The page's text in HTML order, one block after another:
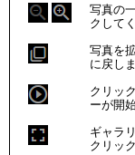
写真の
クして
写真を
に戻しま
クリッ
ーが開
ギャラ
クリッ